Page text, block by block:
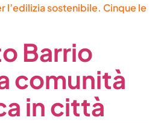
l’edilizia sostenibile. Cinque le
Barrio
comunità
in città